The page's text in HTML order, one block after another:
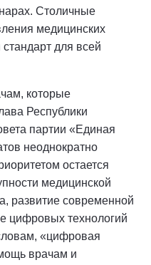
Столичные
медицинских
для всей
которые
Республики
партии «Единая
неоднократно
остается
медицинской
развитие современной
цифровых технологий
«цифровая
врачам и